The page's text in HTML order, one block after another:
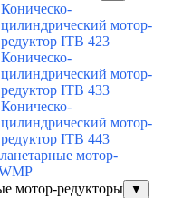
Коническо-
цилиндрический мотор-
редуктор ITB 423
Коническо-
цилиндрический мотор-
редуктор ITB 433
Коническо-
цилиндрический мотор-
редуктор ITB 443
мотор-
мотор-редукторы
▼